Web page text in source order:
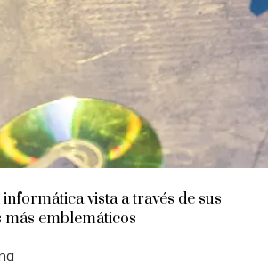
vista a través de sus
emblemáticos